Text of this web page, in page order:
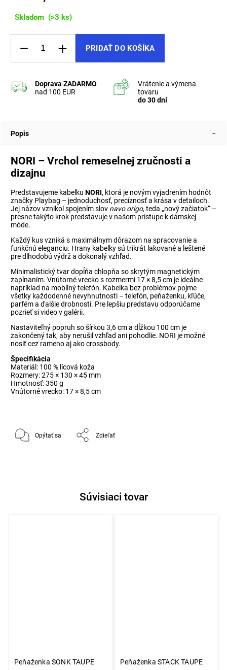
Skladom (>3 ks)
PRIDAŤ DO KOŠÍKA
Popis
NORI – Vrchol remeselnej zručnosti a
dizajnu
Predstavujeme kabelku NORI, ktorá je novým vyjadrením hodnôt
značky Playbag – jednoduchosť, precíznosť a krása v detailoch.
Jej názov vznikol spojením slov navo origo, teda „nový začiatok“ –
presne takýto krok predstavuje v našom prístupe k dámskej
móde.
Každý kus vzniká s maximálnym dôrazom na spracovanie a
funkčnú eleganciu. Hrany kabelky sú trikrát lakované a leštené
pre dlhodobú výdrž a dokonalý vzhľad.
Minimalistický tvar dopĺňa chlopňa so skrytým magnetickým
zapínaním. Vnútorné vrecko s rozmermi 17 × 8,5 cm je ideálne
napríklad na mobilný telefón. Kabelka bez problémov pojme
všetky každodenné nevyhnutnosti – telefón, peňaženku, kľúče,
parfém a ďalšie drobnosti. Pre lepšiu predstavu odporúčame
pozrieť si video v galérii.
Nastaviteľný popruh so šírkou 3,6 cm a dĺžkou 100 cm je
zakončený tak, aby nerušil vzhľad ani pohodlie. NORI je možné
nosiť cez rameno aj ako crossbody.
Špecifikácia
Materiál: 100 % lícová koža
Rozmery: 275 × 130 × 45 mm
Hmotnosť: 350 g
Vnútorné vrecko: 17 × 8,5 cm
Opýtať sa Zdieľať
Súvisiaci tovar
Peňaženka SONK TAUPE Peňaženka STACK TAUPE